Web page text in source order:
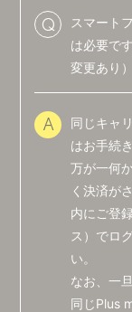
Q
スマート
は必要で
変更あり）
A
同じキャ
はお手続
万が一何
く決済が
内にご登
ス）でロ
い。
なお、一
同じPlus